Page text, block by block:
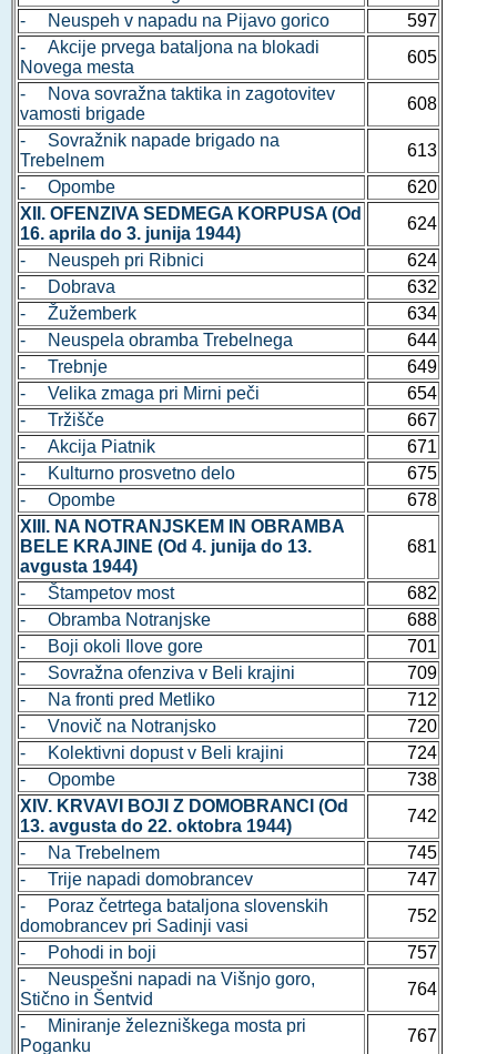
- Neuspeh v napadu na Pijavo gorico
597
- Akcije prvega bataljona na blokadi
Novega mesta
605
- Nova sovražna taktika in zagotovitev
vamosti brigade
608
- Sovražnik napade brigado na
Trebelnem
613
- Opombe
620
XII. OFENZIVA SEDMEGA KORPUSA (Od
16. aprila do 3. junija 1944)
624
- Neuspeh pri Ribnici
624
- Dobrava
632
- Žužemberk
634
- Neuspela obramba Trebelnega
644
- Trebnje
649
- Velika zmaga pri Mirni peči
654
- Tržišče
667
- Akcija Piatnik
671
- Kulturno prosvetno delo
675
- Opombe
678
XIII. NA NOTRANJSKEM IN OBRAMBA
BELE KRAJINE (Od 4. junija do 13.
avgusta 1944)
681
- Štampetov most
682
- Obramba Notranjske
688
- Boji okoli Ilove gore
701
- Sovražna ofenziva v Beli krajini
709
- Na fronti pred Metliko
712
- Vnovič na Notranjsko
720
- Kolektivni dopust v Beli krajini
724
- Opombe
738
XIV. KRVAVI BOJI Z DOMOBRANCI (Od
13. avgusta do 22. oktobra 1944)
742
- Na Trebelnem
745
- Trije napadi domobrancev
747
- Poraz četrtega bataljona slovenskih
domobrancev pri Sadinji vasi
752
- Pohodi in boji
757
- Neuspešni napadi na Višnjo goro,
Stično in Šentvid
764
- Miniranje železniškega mosta pri
Poganku
767